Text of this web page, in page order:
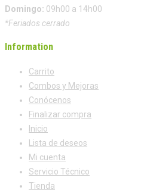
Domingo: 09h00 a 14h00
*Feriados cerrado
Information
Carrito
Combos y Mejoras
Conócenos
Finalizar compra
Inicio
Lista de deseos
Mi cuenta
Servicio Técnico
Tienda